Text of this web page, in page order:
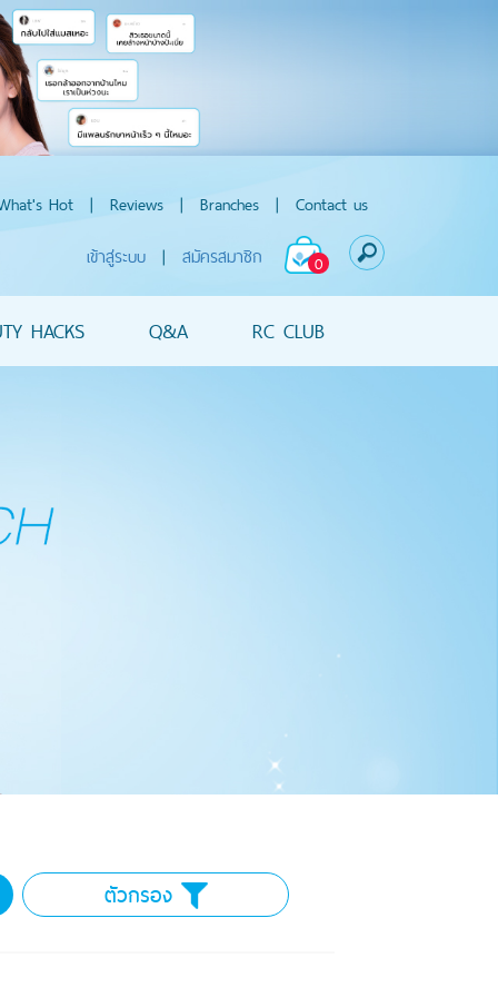
Hot | Reviews | Branches | Contact us
0
เข้าสู่ระบบ | สมัครสมาชิก
HACKS Q&A RC CLUB
ตัวกรอง